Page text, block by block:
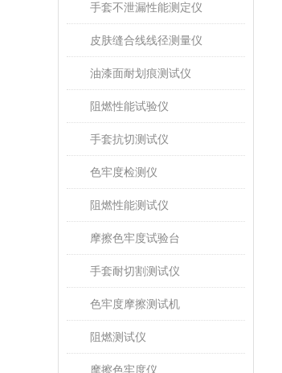
手套不泄漏性能测定仪
皮肤缝合线线径测量仪
油漆面耐划痕测试仪
阻燃性能试验仪
手套抗切测试仪
色牢度检测仪
阻燃性能测试仪
摩擦色牢度试验台
手套耐切割测试仪
色牢度摩擦测试机
阻燃测试仪
摩擦色牢度仪